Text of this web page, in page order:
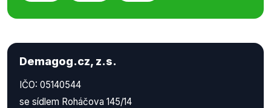
Demagog.cz, z.s.
IČO: 05140544
se sídlem Roháčova 145/14